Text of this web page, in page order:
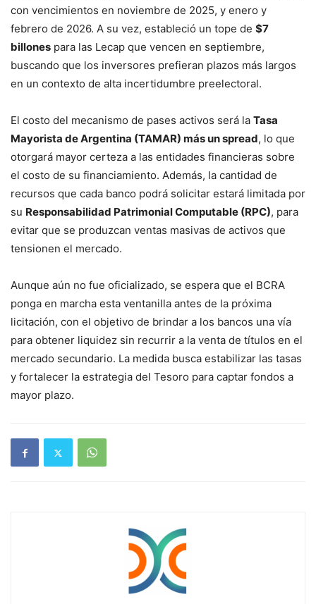
con vencimientos en noviembre de 2025, y enero y
febrero de 2026. A su vez, estableció un tope de $7
billones para las Lecap que vencen en septiembre,
buscando que los inversores prefieran plazos más largos
en un contexto de alta incertidumbre preelectoral.
El costo del mecanismo de pases activos será la Tasa
Mayorista de Argentina (TAMAR) más un spread, lo que
otorgará mayor certeza a las entidades financieras sobre
el costo de su financiamiento. Además, la cantidad de
recursos que cada banco podrá solicitar estará limitada por
su Responsabilidad Patrimonial Computable (RPC), para
evitar que se produzcan ventas masivas de activos que
tensionen el mercado.
Aunque aún no fue oficializado, se espera que el BCRA
ponga en marcha esta ventanilla antes de la próxima
licitación, con el objetivo de brindar a los bancos una vía
para obtener liquidez sin recurrir a la venta de títulos en el
mercado secundario. La medida busca estabilizar las tasas
y fortalecer la estrategia del Tesoro para captar fondos a
mayor plazo.